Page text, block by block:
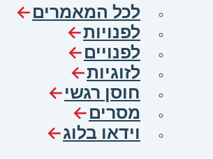
לכל המאמרים
לפנויות
לפנויים
לזוגיות
חוסן רגשי
מסרים
וידאו בלוג